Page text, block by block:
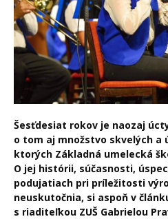
Šesťdesiat rokov je naozaj
o tom aj množstvo skvelých a
ktorých Základná umelecká
O jej histórii, súčasnosti,
podujatiach pri príležitosti
neuskutočnia, si aspoň v
s riaditeľkou ZUŠ Gabrielou